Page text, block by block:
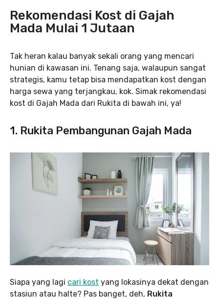
Rekomendasi Kost di Gajah
Mada Mulai 1 Jutaan
Tak heran kalau banyak sekali orang yang mencari
hunian di kawasan ini. Tenang saja, walaupun sangat
strategis, kamu tetap bisa mendapatkan kost dengan
harga sewa yang terjangkau, kok. Simak rekomendasi
kost di Gajah Mada dari Rukita di bawah ini, ya!
1. Rukita Pembangunan Gajah Mada
Siapa yang lagi cari kost yang lokasinya dekat dengan
stasiun atau halte? Pas banget, deh, Rukita